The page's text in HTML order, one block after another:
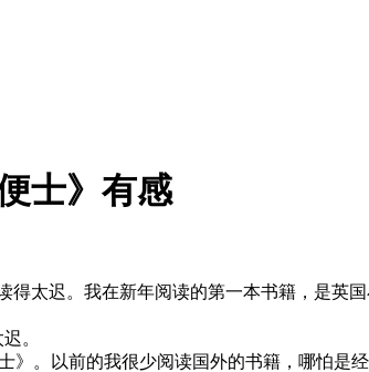
士》有感
太迟。我在新年阅读的第一本书籍，是英
。
》。以前的我很少阅读国外的书籍，哪怕